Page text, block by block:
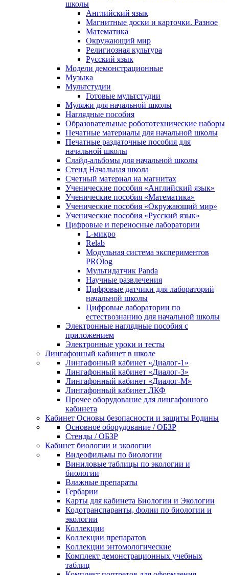
школы
Английский язык
Магнитные доски и карточки. Разное
Математика
Окружающий мир
Религиозная культура
Русский язык
Модели демонстрационные
Музыка
Мультстудии
Готовые мультстудии
Муляжи для начальной школы
Наглядные пособия
Образовательные робототехнические наборы
Печатные материалы для начальной школы
Печатные раздаточные пособия для
начальной школы
Слайд-альбомы для начальной школы
Стенд Начальная школа
Счетный материал на магнитах
Ученические пособия «Английский язык»
Ученические пособия «Математика»
Ученические пособия «Окружающий мир»
Ученические пособия «Русский язык»
Цифровые и переносные лаборатории
L-микро
Relab
Модульная система экспериментов
PROlog
Мультидатчик Panda
Научные развлечения
Цифровые датчики для лабораторий
начальной школы
Цифровые лаборатории по
естествознанию для начальной школы
Электронные наглядные пособия с
приложением
Электронные уроки и тесты
Лингафонный кабинет в школе
Лингафонный кабинет «Диалог-1»
Лингафонный кабинет «Диалог-3»
Лингафонный кабинет «Диалог-М»
Лингафонный кабинет ЛКФ
Прочее оборудование для лингафонного
кабинета
Кабинет Основы безопасности и защиты Родины
Основное оборудование / ОБЗР
Стенды / ОБЗР
Кабинет биологии и экологии
Видеофильмы по биологии
Виниловые таблицы по экологии и
биологии
Влажные препараты
Гербарии
Карты для кабинета Биологии и Экологии
Кодотранспаранты, фолии по биологии и
экологии
Коллекции
Коллекции препаратов
Коллекции энтомологические
Комплект демонстрационных учебных
таблиц